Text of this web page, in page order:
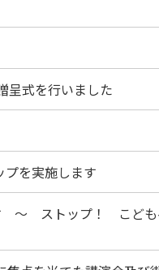
呈式を行いました
を実施します
～ ストップ！ こど